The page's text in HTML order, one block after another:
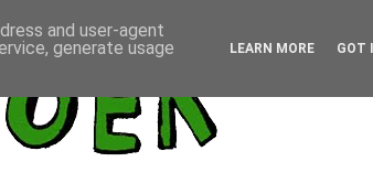
and user-agent
generate usage
LEARN MORE GOT